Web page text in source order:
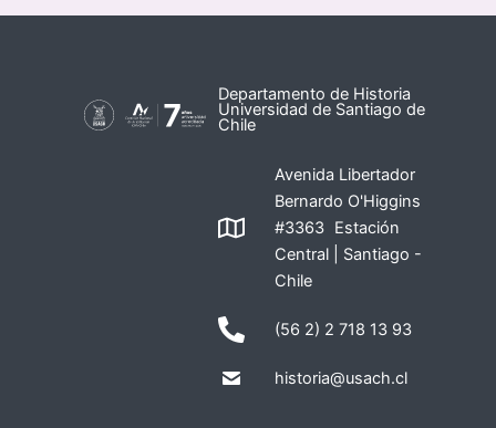
Departamento de Historia
Universidad de Santiago de
Chile
Avenida Libertador
Bernardo O'Higgins
#3363 Estación
Central | Santiago -
Chile
(56 2) 2 718 13 93
historia@usach.cl